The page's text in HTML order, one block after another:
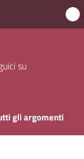
su
gli argomenti